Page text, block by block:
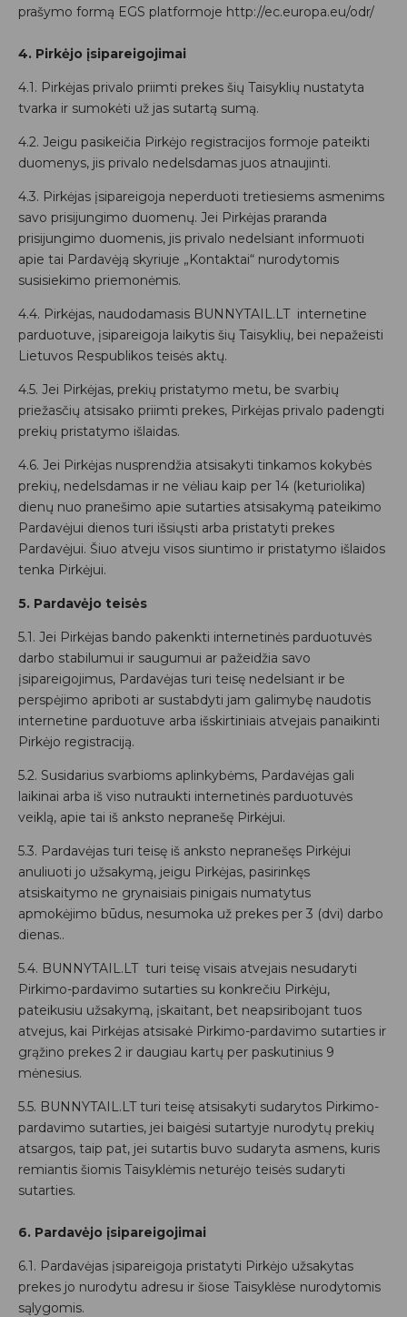
prašymo formą EGS platformoje http://ec.europa.eu/odr/
4. Pirkėjo įsipareigojimai
4.1. Pirkėjas privalo priimti prekes šių Taisyklių nustatyta
tvarka ir sumokėti už jas sutartą sumą.
4.2. Jeigu pasikeičia Pirkėjo registracijos formoje pateikti
duomenys, jis privalo nedelsdamas juos atnaujinti.
4.3. Pirkėjas įsipareigoja neperduoti tretiesiems asmenims
savo prisijungimo duomenų. Jei Pirkėjas praranda
prisijungimo duomenis, jis privalo nedelsiant informuoti
apie tai Pardavėją skyriuje „Kontaktai“ nurodytomis
susisiekimo priemonėmis.
4.4. Pirkėjas, naudodamasis BUNNYTAIL.LT internetine
parduotuve, įsipareigoja laikytis šių Taisyklių, bei nepažeisti
Lietuvos Respublikos teisės aktų.
4.5. Jei Pirkėjas, prekių pristatymo metu, be svarbių
priežasčių atsisako priimti prekes, Pirkėjas privalo padengti
prekių pristatymo išlaidas.
4.6. Jei Pirkėjas nusprendžia atsisakyti tinkamos kokybės
prekių, nedelsdamas ir ne vėliau kaip per 14 (keturiolika)
dienų nuo pranešimo apie sutarties atsisakymą pateikimo
Pardavėjui dienos turi išsiųsti arba pristatyti prekes
Pardavėjui. Šiuo atveju visos siuntimo ir pristatymo išlaidos
tenka Pirkėjui.
5. Pardavėjo teisės
5.1. Jei Pirkėjas bando pakenkti internetinės parduotuvės
darbo stabilumui ir saugumui ar pažeidžia savo
įsipareigojimus, Pardavėjas turi teisę nedelsiant ir be
perspėjimo apriboti ar sustabdyti jam galimybę naudotis
internetine parduotuve arba išskirtiniais atvejais panaikinti
Pirkėjo registraciją.
5.2. Susidarius svarbioms aplinkybėms, Pardavėjas gali
laikinai arba iš viso nutraukti internetinės parduotuvės
veiklą, apie tai iš anksto nepranešę Pirkėjui.
5.3. Pardavėjas turi teisę iš anksto nepranešęs Pirkėjui
anuliuoti jo užsakymą, jeigu Pirkėjas, pasirinkęs
atsiskaitymo ne grynaisiais pinigais numatytus
apmokėjimo būdus, nesumoka už prekes per 3 (dvi) darbo
dienas..
5.4. BUNNYTAIL.LT turi teisę visais atvejais nesudaryti
Pirkimo-pardavimo sutarties su konkrečiu Pirkėju,
pateikusiu užsakymą, įskaitant, bet neapsiribojant tuos
atvejus, kai Pirkėjas atsisakė Pirkimo-pardavimo sutarties ir
grąžino prekes 2 ir daugiau kartų per paskutinius 9
mėnesius.
5.5. BUNNYTAIL.LT turi teisę atsisakyti sudarytos Pirkimo-
pardavimo sutarties, jei baigėsi sutartyje nurodytų prekių
atsargos, taip pat, jei sutartis buvo sudaryta asmens, kuris
remiantis šiomis Taisyklėmis neturėjo teisės sudaryti
sutarties.
6. Pardavėjo įsipareigojimai
6.1. Pardavėjas įsipareigoja pristatyti Pirkėjo užsakytas
prekes jo nurodytu adresu ir šiose Taisyklėse nurodytomis
sąlygomis.